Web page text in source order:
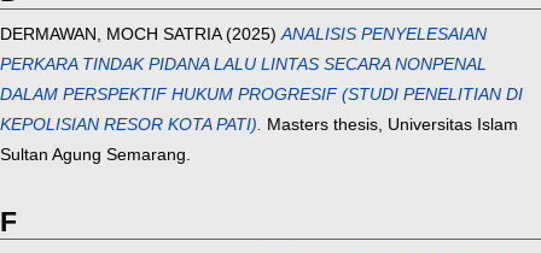
DERMAWAN, MOCH SATRIA(2025)ANALISIS PENYELESAIAN
PERKARA TINDAK PIDANA LALU LINTAS SECARA NONPENAL
DALAM PERSPEKTIF HUKUM PROGRESIF (STUDI PENELITIAN DI
KEPOLISIAN RESOR KOTA PATI). Masters thesis, Universitas Islam
Sultan Agung Semarang.
F